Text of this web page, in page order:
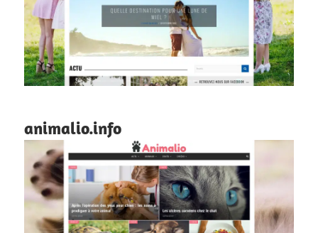
animalio.info